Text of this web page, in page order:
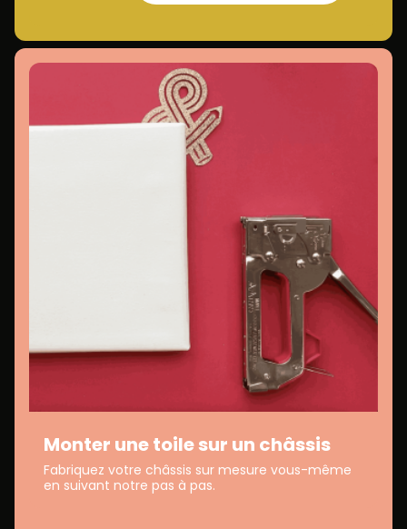
Monter une toile sur un châssis
Fabriquez votre châssis sur mesure vous-même
en suivant notre pas à pas.